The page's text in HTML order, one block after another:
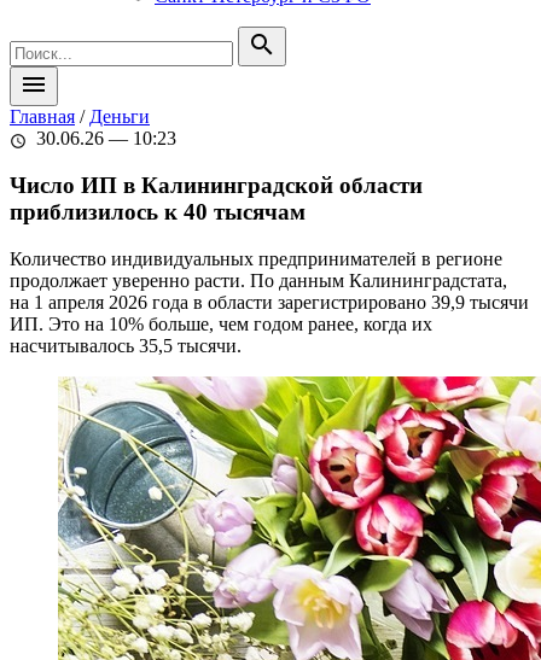
search
menu
Главная / Деньги
schedule 30.06.26 — 10:23
Число ИП в Калининградской области
приблизилось к 40 тысячам
Количество индивидуальных предпринимателей в регионе
продолжает уверенно расти. По данным Калининградстата,
на 1 апреля 2026 года в области зарегистрировано 39,9 тысячи
ИП. Это на 10% больше, чем годом ранее, когда их
насчитывалось 35,5 тысячи.